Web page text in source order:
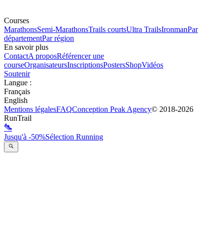
Courses
MarathonsSemi-MarathonsTrails courtsUltra TrailsIronmanPar
départementPar région
En savoir plus
ContactA proposRéférencer une
courseOrganisateursInscriptionsPostersShopVidéos
Soutenir
Langue :
Français
English
Mentions légalesFAQConception Peak Agency© 2018-2026
RunTrail
Jusqu'à -50%Sélection Running